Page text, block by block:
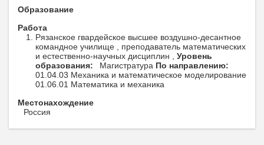
Образование
Работа
Рязанское гвардейское высшее воздушно-десантное
командное училище , преподаватель математических
и естественно-научных дисциплин , Уровень
образования:
Магистратура По направлению:
01.04.03 Механика и математическое моделирование
01.06.01 Математика и механика
Местонахождение
Россия